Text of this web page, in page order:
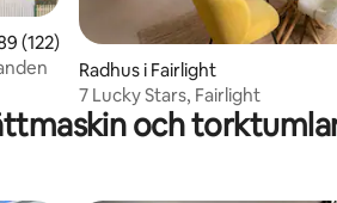
av 5 i genomsnittligt betyg, 122
(122)
Radhus i Fairlight
7 Lucky Stars, Fairlight
och